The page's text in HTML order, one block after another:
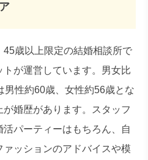
歳以上限定の結婚相談所で
が運営しています。男女比
男性約60歳、女性約56歳とな
婚歴があります。スタッフ
パーティーはもちろん、自
ッションのアドバイスや模